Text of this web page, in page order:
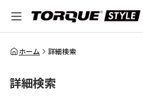
全体検索
ホーム 詳細検索
詳細検索